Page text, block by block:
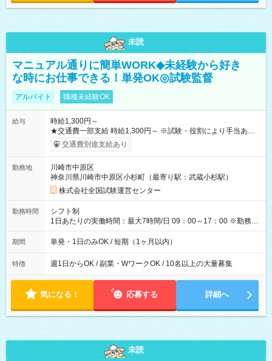
未読
マニュアル通りに簡単WORK◆未経験から好き
な時にお仕事できる！単発OK◎試験監督
アルバイト 職種未経験OK
給与
時給1,300円～
★交通費一部支給 時給1,300円～ ※試験・役割により手当あり
※勤務回数により昇給あり 【即給（前払い）オプションあ
り！】 希望される場合、勤務から1週間ほどで給与の一部を受け
例】 ・河合塾模擬試験 8:30～17:30（休憩1時間） 時給1,300円
×8時間＝日収10,400円＋交通費 ※当日の役割により時給＋100
円の場合あり ・国家試験 7:00～13:30（休憩なし） 時給1,300
円（役割手当＋100円）×6時間＝日収8,400円＋交通費 【試用期
間】試用期間なし
交通費別途支給あり
勤務地
川崎市中原区
神奈川県川崎市中原区小杉町（最寄り駅：武蔵小杉駅）
株式会社全国試験運営センター
勤務時間
シフト制
1日あたりの実働時間：最大7時間/日 09：00～17：00 ※勤務時
間は 試験により異なります。
期間 単発・1日のみOK / 短期（1ヶ月以内）
特徴 週1日からOK / 副業・WワークOK / 10名以上の大量募集
気になる！ 応募する 詳細へ
未読